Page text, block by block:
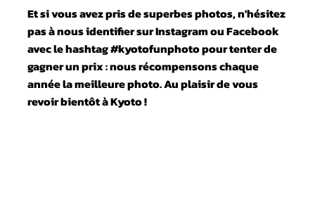
Et si vous avez pris de superbes photos, n'hésitez
pas à nous identifier sur Instagram ou Facebook
avec le hashtag #kyotofunphoto pour tenter de
gagner un prix : nous récompensons chaque
année la meilleure photo. Au plaisir de vous
revoir bientôt à Kyoto !